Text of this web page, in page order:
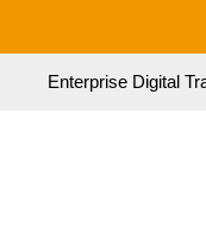
Enterprise Digital